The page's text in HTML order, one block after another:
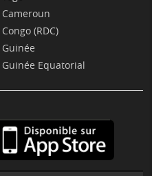
Cameroun
Congo (RDC)
Guinée
Guinée Equatorial